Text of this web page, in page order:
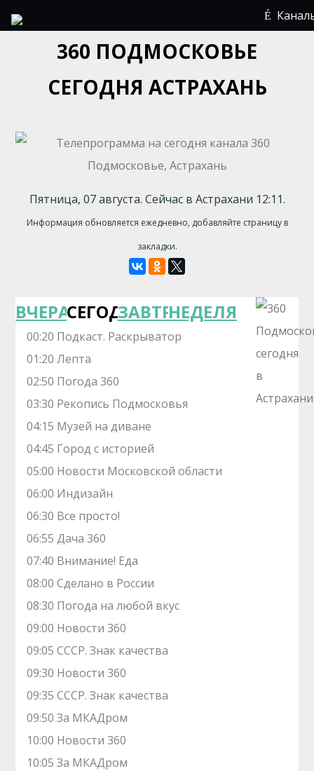
360 ПОДМОСКОВЬЕ
СЕГОДНЯ АСТРАХАНЬ
Пятница, 07 августа. Сейчас в Астрахани 12:11.
Информация обновляется ежедневно, добавляйте страницу в
закладки.
ВЧЕРАСЕГОДНЯЗАВТРАНЕДЕЛЯ
00:20 Подкаст. Раскрыватор
01:20 Лепта
02:50 Погода 360
03:30 Рекопись Подмосковья
04:15 Музей на диване
04:45 Город с историей
05:00 Новости Московской области
06:00 Индизайн
06:30 Все просто!
06:55 Дача 360
07:40 Внимание! Еда
08:00 Сделано в России
08:30 Погода на любой вкус
09:00 Новости 360
09:05 СССР. Знак качества
09:30 Новости 360
09:35 СССР. Знак качества
09:50 За МКАДром
10:00 Новости 360
10:05 За МКАДром